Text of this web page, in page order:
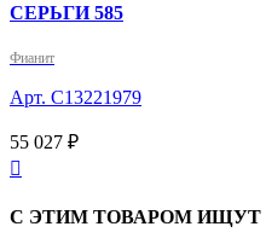
СЕРЬГИ 585
Фианит
Арт. С13221979
55 027 ₽

С ЭТИМ ТОВАРОМ ИЩУТ